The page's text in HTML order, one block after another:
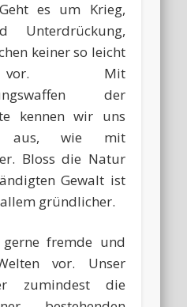
es um Krieg,
Unterdrückung,
keiner so leicht
Mit
der
kennen wir uns
aus, wie mit
Bloss die Natur
Gewalt ist
gründlicher.
fremde und
vor. Unser
zumindest die